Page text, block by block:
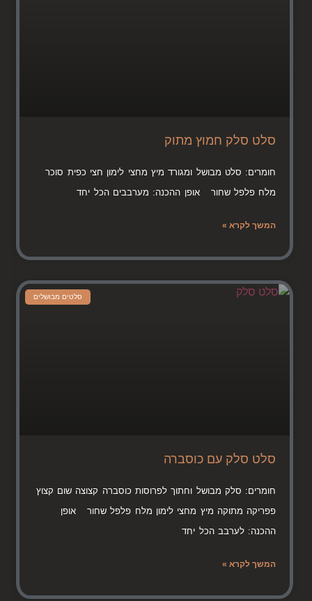
סלט סלק חמוץ מתוק
חומרים: סלט מבושל ומגורד מיץ מחצי לימון חצי כפית סוכר
מלח פלפל שחור אופן ההכנה: מערבבים הכל יחד
המשך לקרא »
סלטים מבושלים
סלט סלק עם כוסברה
חומרים: סלק מבושל וחתוך לפרוסות כוסברה קצוצה שום קצוץ
פפריקה מתוקה מיץ מחצי לימון מלח פלפל שחור אופן
ההכנה: לערבב הכל יחד
המשך לקרא »